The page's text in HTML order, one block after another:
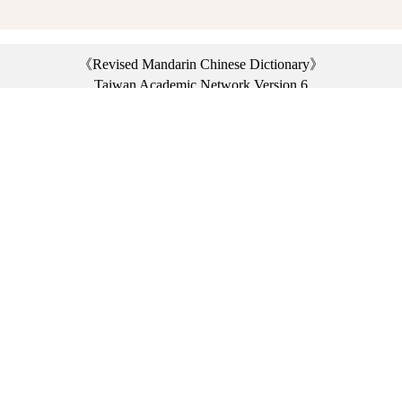
《Revised Mandarin Chinese Dictionary》
Taiwan Academic Network Version 6